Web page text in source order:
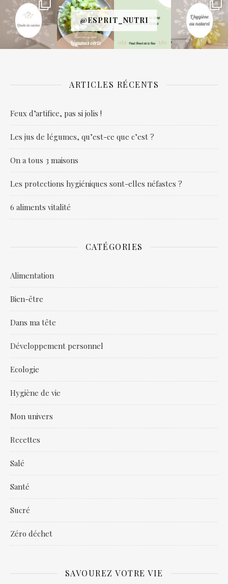
@ESPRIT_NUTRI
ARTICLES RÉCENTS
Feux d’artifice, pas si jolis !
Les jus de légumes, qu’est-ce que c’est ?
On a tous 3 maisons
Les protections hygiéniques sont-elles néfastes ?
6 aliments vitalité
CATÉGORIES
Alimentation
Bien-être
Dans ma tête
Développement personnel
Ecologie
Hygiène de vie
Mon univers
Recettes
Salé
Santé
Sucré
Zéro déchet
SAVOUREZ VOTRE VIE